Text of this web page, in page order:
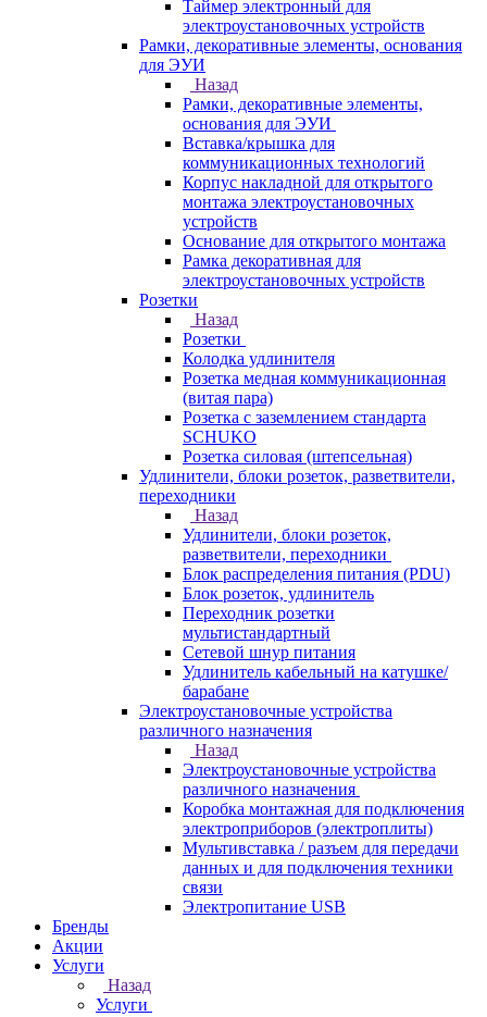
Таймер электронный для
электроустановочных устройств
Рамки, декоративные элементы, основания
для ЭУИ
Назад
Рамки, декоративные элементы,
основания для ЭУИ
Вставка/крышка для
коммуникационных технологий
Корпус накладной для открытого
монтажа электроустановочных
устройств
Основание для открытого монтажа
Рамка декоративная для
электроустановочных устройств
Розетки
Назад
Розетки
Колодка удлинителя
Розетка медная коммуникационная
(витая пара)
Розетка с заземлением стандарта
SCHUKO
Розетка силовая (штепсельная)
Удлинители, блоки розеток, разветвители,
переходники
Назад
Удлинители, блоки розеток,
разветвители, переходники
Блок распределения питания (PDU)
Блок розеток, удлинитель
Переходник розетки
мультистандартный
Сетевой шнур питания
Удлинитель кабельный на катушке/
барабане
Электроустановочные устройства
различного назначения
Назад
Электроустановочные устройства
различного назначения
Коробка монтажная для подключения
электроприборов (электроплиты)
Мультивставка / разъем для передачи
данных и для подключения техники
связи
Электропитание USB
Бренды
Акции
Услуги
Назад
Услуги